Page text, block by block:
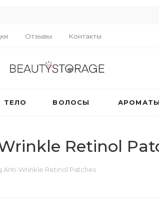
Отзывы Контакты
ТЕЛО ВОЛОСЫ АРОМАТЫ
Retinol
Anti-Wrinkle Retinol Patches